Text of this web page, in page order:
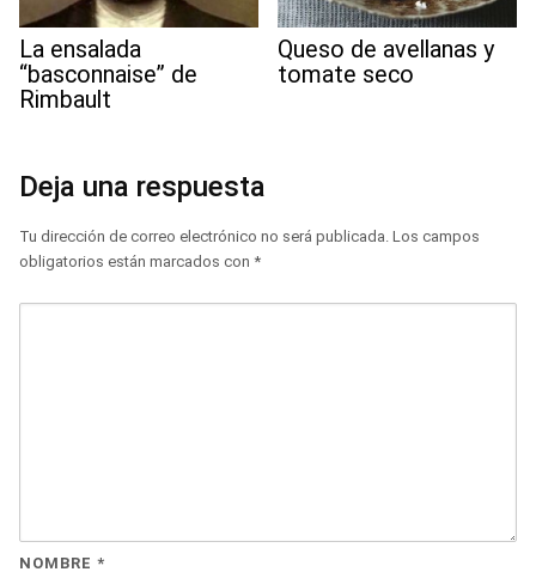
La ensalada
“basconnaise” de
Rimbault
Queso de avellanas y
tomate seco
Deja una respuesta
Tu dirección de correo electrónico no será publicada. Los campos
obligatorios están marcados con *
NOMBRE *